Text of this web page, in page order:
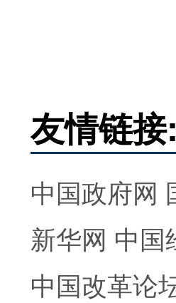
友情链接:
中国政府网
新华网 中国
中国改革论